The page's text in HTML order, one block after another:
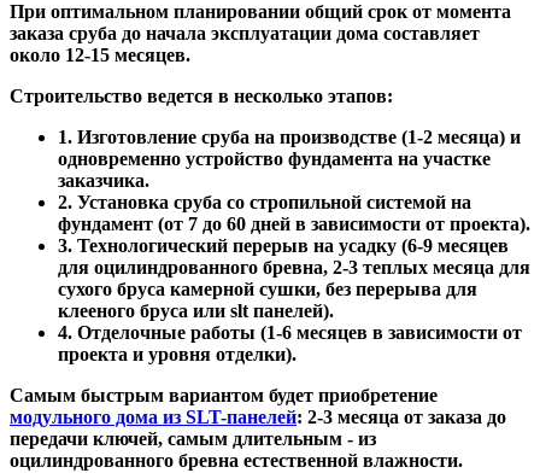
При оптимальном планировании общий срок от момента
заказа сруба до начала эксплуатации дома составляет
около 12-15 месяцев.
Строительство ведется в несколько этапов:
1. Изготовление сруба на производстве (1-2 месяца) и
одновременно устройство фундамента на участке
заказчика.
2. Установка сруба со стропильной системой на
фундамент (от 7 до 60 дней в зависимости от проекта).
3. Технологический перерыв на усадку (6-9 месяцев
для оцилиндрованного бревна, 2-3 теплых месяца для
сухого бруса камерной сушки, без перерыва для
клееного бруса или slt панелей).
4. Отделочные работы (1-6 месяцев в зависимости от
проекта и уровня отделки).
Самым быстрым вариантом будет приобретение
модульного дома из SLT-панелей: 2-3 месяца от заказа до
передачи ключей, самым длительным - из
оцилиндрованного бревна естественной влажности.